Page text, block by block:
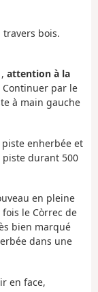
bois.
attention à la
Continuer par le
à main gauche
enherbée et
durant 500
en pleine
le Còrrec de
bien marqué
dans une
en face,